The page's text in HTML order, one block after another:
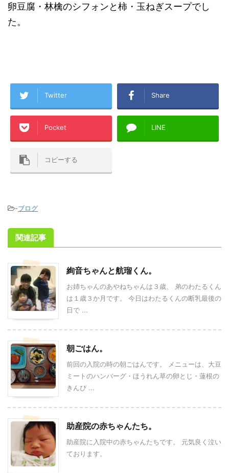
卵豆腐・林檎のシフォンと柿・玉ねぎスープでし
た。
Twitter Share
Pocket LINE
コピーする
-ブログ
関連記事
絢音ちゃんと航瑠くん。
お姉ちゃんのあやねちゃんは３歳、 弟のわたるくん
は１歳３か月です。 今日はわたるくんの断乳最後の
日で ...
朝ごはん。
前回の入院の時の朝ごはんです。 メニューは、大豆
ミートのハンバーグ・ほうれん草の卵とじ・蓮根の
きんぴ ...
助産院の赤ちゃんたち。
助産院に入院中の赤ちゃんたちです。 元気良く泣い
ております。